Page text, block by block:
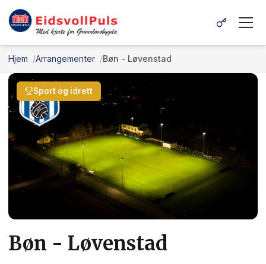
Hjem Arrangementer Bøn - Løvenstad
Sport og idrett
Bøn - Løvenstad